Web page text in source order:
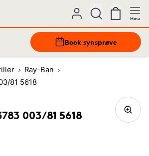
Menu
Book synsprøve
Ray-Ban
81 5618
003/81 5618